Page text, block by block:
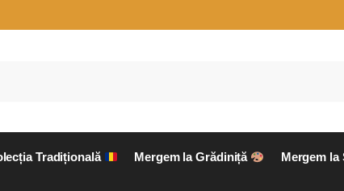
Tradițională Mergem la Grădiniță Mergem la